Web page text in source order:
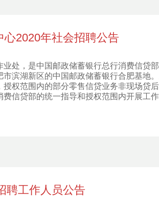
2020年社会招聘公告
处，是中国邮政储蓄银行总行消费信贷
滨湖新区的中国邮政储蓄银行合肥基地
权范围内的部分零售信贷业务非现场贷
信贷部的统一指导和授权范围内开展工
聘工作人员公告